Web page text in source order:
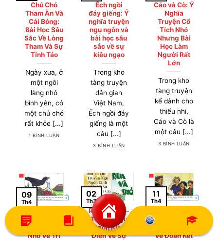
Chú Chó
Tham Ăn Và
Cái Bóng:
Bài Học Sâu
Sắc Về Lòng
Tham Và Sự
Tỉnh Táo
Ngày xưa, ở
một ngôi
làng nhỏ
bình yên, có
một chú chó
rất khỏe [...]
1 BÌNH LUẬN
Ếch ngồi
đáy giếng: Ý
nghĩa truyện
ngụ ngôn và
bài học sâu
sắc về sự
kiêu ngạo
Trong kho
tàng truyện
dân gian
Việt Nam,
Ếch ngồi đáy
giếng là một
câu [...]
3 BÌNH LUẬN
Cáo và Cò: Ý
Nghĩa
Truyện Cổ
Tích Nhỏ
Nhưng Bài
Học Làm
Người Rất
Lớn
Trong kho
tàng truyện
kể dành cho
thiếu nhi,
Cáo và Cò là
một câu [...]
3 BÌNH LUẬN
Thông Minh:
Câu Chuyện
Nhỏ Về Trí
09
Th4
Rùa Và Thỏ –
Truyện Ngụ
Ngôn Kinh
Điển Về Sự
02
Th3
Bó Đũa: Bài
Học Sâu Sắc
Về Đoàn Kết
11
Th4